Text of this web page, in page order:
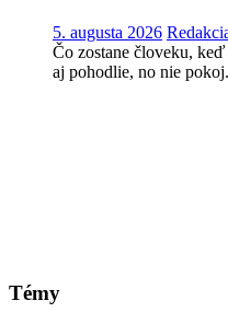
5. augusta 2026
Čo zostane človeku,
aj pohodlie, no nie
Témy